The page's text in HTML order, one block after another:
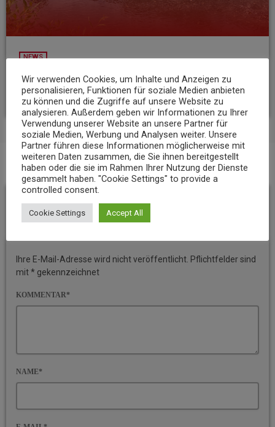
NEWS
Niedrigwasser belastet Gewässer im Landkreis Mayen-Koblenz
today 7. AUGUST 2026 9
BEITRAGS-KOMMENTARE (0)
Hinterlassen Sie eine
Ihre E-Mail-Adresse wird nicht veröffentlicht. Pflichtfelder sind
mit * gekennzeichnet
KOMMENTAR*
NAME*
Wir verwenden Cookies, um Inhalte und Anzeigen zu
personalisieren, Funktionen für soziale Medien anbieten
zu können und die Zugriffe auf unsere Website zu
analysieren. Außerdem geben wir Informationen zu Ihrer
Verwendung unserer Website an unsere Partner für
soziale Medien, Werbung und Analysen weiter. Unsere
Partner führen diese Informationen möglicherweise mit
weiteren Daten zusammen, die Sie ihnen bereitgestellt
haben oder die sie im Rahmen Ihrer Nutzung der Dienste
gesammelt haben. "Cookie Settings" to provide a
controlled consent.
Cookie Settings Accept All